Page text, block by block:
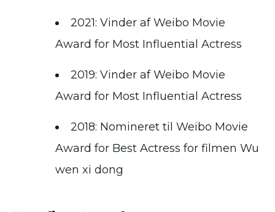
2021: Vinder af Weibo Movie
Award for Most Influential Actress
2019: Vinder af Weibo Movie
Award for Most Influential Actress
2018: Nomineret til Weibo Movie
Award for Best Actress for filmen Wu
wen xi dong